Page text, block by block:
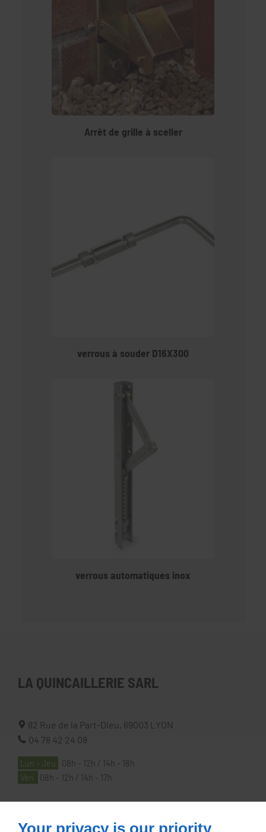
Arrêt de grille à sceller
verrous à souder D16X300
verrous automatiques inox
LA QUINCAILLERIE SARL
82 Rue de la Part-Dieu, 69003
LYON
04 78 42 24 08
Lun - Jeu
08h - 12h / 14h - 18h
Ven
08h - 12h / 14h - 17h
À PROPOS
Your privacy is our priority